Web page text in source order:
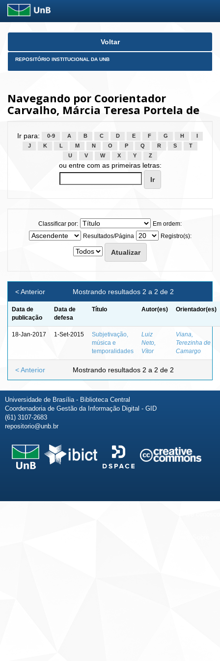
Skip
Voltar
REPOSITÓRIO INSTITUCIONAL DA UNB
Navegando por Coorientador
Carvalho, Márcia Teresa Portela de
Ir para: 0-9 A B C D E F G H
J
K L M N O P Q R S
T
U
V W X Y Z
ou entre com as primeiras letras:
Classificar por:
Em ordem:
Resultados/Página
Registro(s):
Mostrando resultados 2 a 2 de 2
< Anterior
Data de
publicação
Data de
defesa
Título Autor(es) Orientador(es)
18-Jan-2017 1-Set-2015
Subjetivação,
música e
temporalidades
Luiz
Neto,
Vítor
Viana,
Terezinha de
Camargo
Mostrando resultados 2 a 2 de 2
< Anterior
Universidade de Brasília - Biblioteca Central
Coordenadoria de Gestão da Informação Digital - GID
(61) 3107-2683
repositorio@unb.br